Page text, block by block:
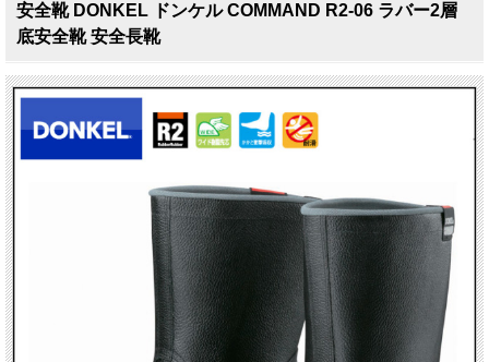
安全靴 DONKEL ドンケル COMMAND R2-06 ラバー2層
底安全靴 安全長靴